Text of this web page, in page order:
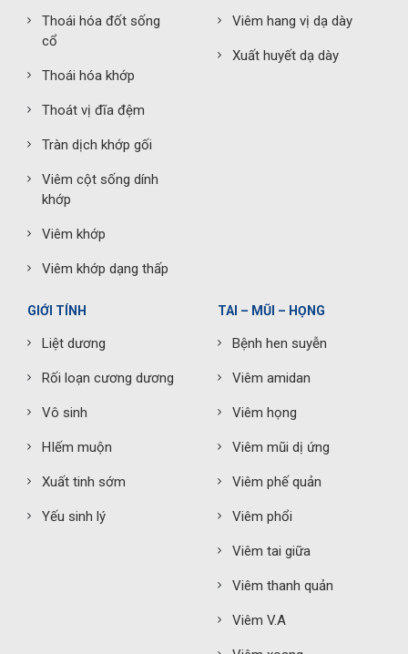
Thoái hóa đốt sống
cổ
Thoái hóa khớp
Thoát vị đĩa đệm
Tràn dịch khớp gối
Viêm cột sống dính
khớp
Viêm khớp
Viêm khớp dạng thấp
Viêm hang vị dạ dày
Xuất huyết dạ dày
GIỚI TÍNH
Liệt dương
Rối loạn cương dương
Vô sinh
HIếm muộn
Xuất tinh sớm
Yếu sinh lý
TAI – MŨI – HỌNG
Bệnh hen suyễn
Viêm amidan
Viêm họng
Viêm mũi dị ứng
Viêm phế quản
Viêm phổi
Viêm tai giữa
Viêm thanh quản
Viêm V.A